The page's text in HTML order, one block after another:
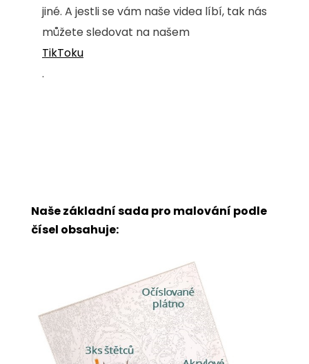
jiné. A jestli se vám naše videa líbí, tak nás
můžete sledovat na našem
TikToku
.
Naše základní sada pro malování podle
čísel obsahuje: